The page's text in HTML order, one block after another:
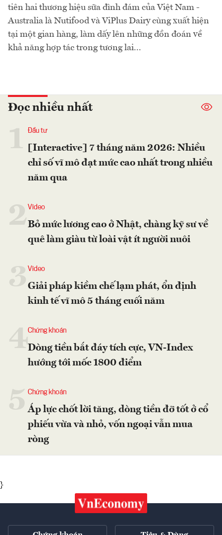
tiên hai thương hiệu sữa đình đám của Việt Nam -
Australia là Nutifood và ViPlus Dairy cùng xuất hiện
tại một gian hàng, làm dấy lên những đồn đoán về
khả năng hợp tác trong tương lai...
Đọc nhiều nhất
Đầu tư
[Interactive] 7 tháng năm 2026: Nhiều
chỉ số vĩ mô đạt mức cao nhất trong nhiều
năm qua
2Video
Bỏ mức lương cao ở Nhật, chàng kỹ sư về
quê làm giàu từ loài vật ít người nuôi
Video
Giải pháp kiềm chế lạm phát, ổn định
kinh tế vĩ mô 5 tháng cuối năm
4Chứng khoán
Dòng tiền bắt đáy tích cực, VN-Index
hướng tới mốc 1800 điểm
Chứng khoán
Áp lực chốt lời tăng, dòng tiền đỡ tốt ở cổ
phiếu vừa và nhỏ, vốn ngoại vẫn mua
ròng
}